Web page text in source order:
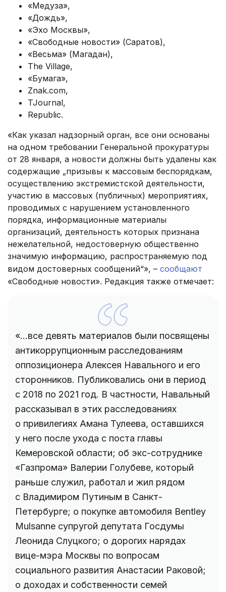
«Медуза»,
«Дождь»,
«Эхо Москвы»,
«Свободные новости» (Саратов),
«Весьма» (Магадан),
The Village,
«Бумага»,
Znak.com,
TJournal,
Republic.
«Как указал надзорный орган, все они основаны
на одном требовании Генеральной прокуратуры
от 28 января, а новости должны быть удалены как
содержащие „призывы к массовым беспорядкам,
осуществлению экстремистской деятельности,
участию в массовых (публичных) мероприятиях,
проводимых с нарушением установленного
порядка, информационные материалы
организаций, деятельность которых признана
нежелательной, недостоверную общественно
значимую информацию, распространяемую под
видом достоверных сообщений“», – сообщают
«Свободные новости». Редакция также отмечает:
«...все девять материалов были посвящены
антикоррупционным расследованиям
оппозиционера Алексея Навального и его
сторонников. Публиковались они в период
с 2018 по 2021 год. В частности, Навальный
рассказывал в этих расследованиях
о привилегиях Амана Тулеева, оставшихся
у него после ухода с поста главы
Кемеровской области; об экс-сотруднике
«Газпрома» Валерии Голубеве, который
раньше служил, работал и жил рядом
с Владимиром Путиным в Санкт-
Петербурге; о покупке автомобиля Bentley
Mulsanne супругой депутата Госдумы
Леонида Слуцкого; о дорогих нарядах
вице-мэра Москвы по вопросам
социального развития Анастасии Раковой;
о доходах и собственности семей